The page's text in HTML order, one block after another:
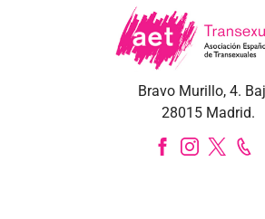
Bravo Murillo, 4.
28015 Madrid.